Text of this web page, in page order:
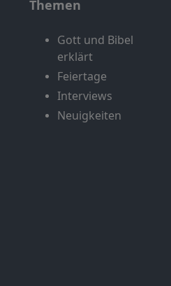
Themen
Gott und Bibel
erklärt
Feiertage
Interviews
Neuigkeiten